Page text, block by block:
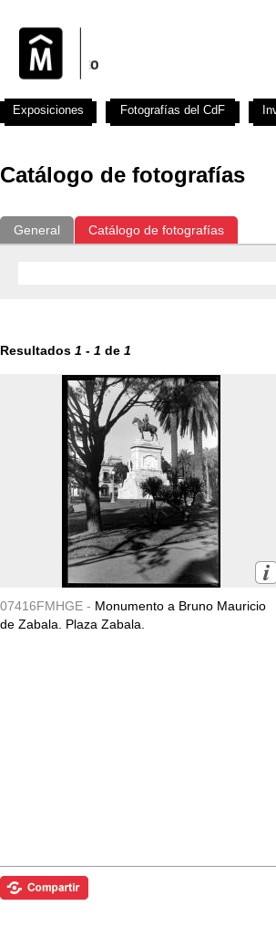
Catálogo de fotografías
General Catálogo de fotografías
Resultados 1 - 1 de 1
07416FMHGE - Monumento a Bruno Mauricio
de Zabala. Plaza Zabala.
Exposiciones Fotografías del CdF